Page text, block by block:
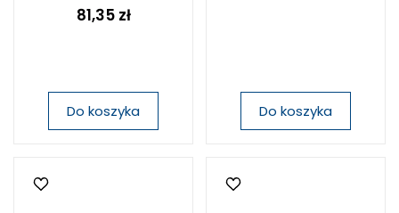
81,35 zł
Do koszyka Do koszyka